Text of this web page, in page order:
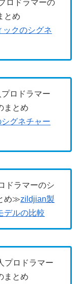
ロドラマーの
とめ
ックのシグネ
ロドラマー
まとめ
グネチャー
ドラマーのシ
め≫zildjian製
デルの比較
プロドラマー
まとめ